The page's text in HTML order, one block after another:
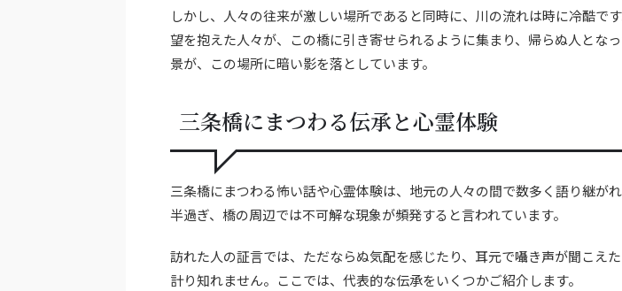
しかし、人々の往来が激しい場所であると同時に、川の流れは時に冷酷で
望を抱えた人々が、この橋に引き寄せられるように集まり、帰らぬ人とな
景が、この場所に暗い影を落としています。
三条橋にまつわる伝承と心霊体験
三条橋にまつわる怖い話や心霊体験は、地元の人々の間で数多く語り継が
半過ぎ、橋の周辺では不可解な現象が頻発すると言われています。
訪れた人の証言では、ただならぬ気配を感じたり、耳元で囁き声が聞こえ
計り知れません。ここでは、代表的な伝承をいくつかご紹介します。